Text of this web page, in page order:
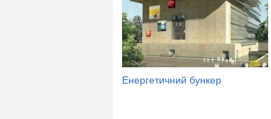
Енергетичний бункер